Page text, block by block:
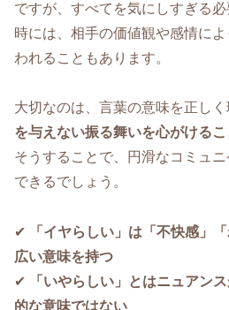
ですが、すべてを気にしすぎる必
時には、相手の価値観や感情に
われることもあります。
大切なのは、言葉の意味を正しく
を与えない振る舞いを心がけるこ
そうすることで、円滑なコミュ
できるでしょう。
✔
「イヤらしい」は「不快感」
広い意味を持つ
✔
「いやらしい」とはニュアン
的な意味ではない